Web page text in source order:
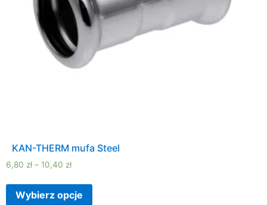
KAN-THERM mufa Steel
6,80 zł – 10,40 zł
Wybierz opcje